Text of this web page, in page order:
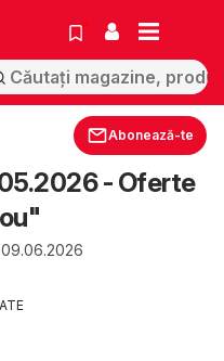
Abonează-te
- Oferte